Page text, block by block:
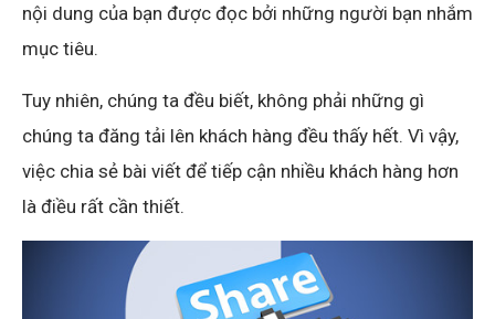
nội dung của bạn được đọc bởi những người bạn nhắm
mục tiêu.
Tuy nhiên, chúng ta đều biết, không phải những gì
chúng ta đăng tải lên khách hàng đều thấy hết. Vì vậy,
việc chia sẻ bài viết để tiếp cận nhiều khách hàng hơn
là điều rất cần thiết.